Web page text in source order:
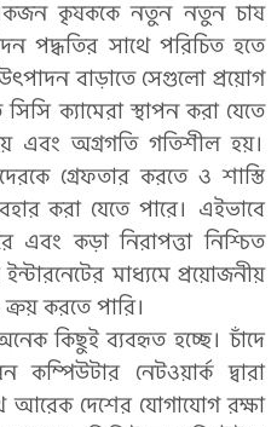
একজন কৃষককে নতুন নতুন চাষ
পদ্ধতির সাথে পরিচিত হতে
বাড়াতে সেগুলো প্রয়োগ
ক্যামেরা স্থাপন করা যেতে
এবং অগ্রগতি গতিশীল হয়।
গ্রেফতার করতে ও শাস্তি
করা যেতে পারে। এইভাবে
এবং কড়া নিরাপত্তা নিশ্চিত
মাধ্যমে প্রয়োজনীয়
ক্রয় করতে পারি।
কিছুই ব্যবহৃত হচ্ছে। চাঁদে
কম্পিউটার নেটওয়ার্ক দ্বারা
আরেক দেশের যোগাযোগ রক্ষা